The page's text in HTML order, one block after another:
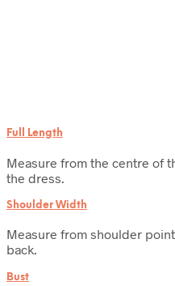
Full Length
Measure from the centre of
the dress.
Shoulder Width
Measure from shoulder
back.
Bust